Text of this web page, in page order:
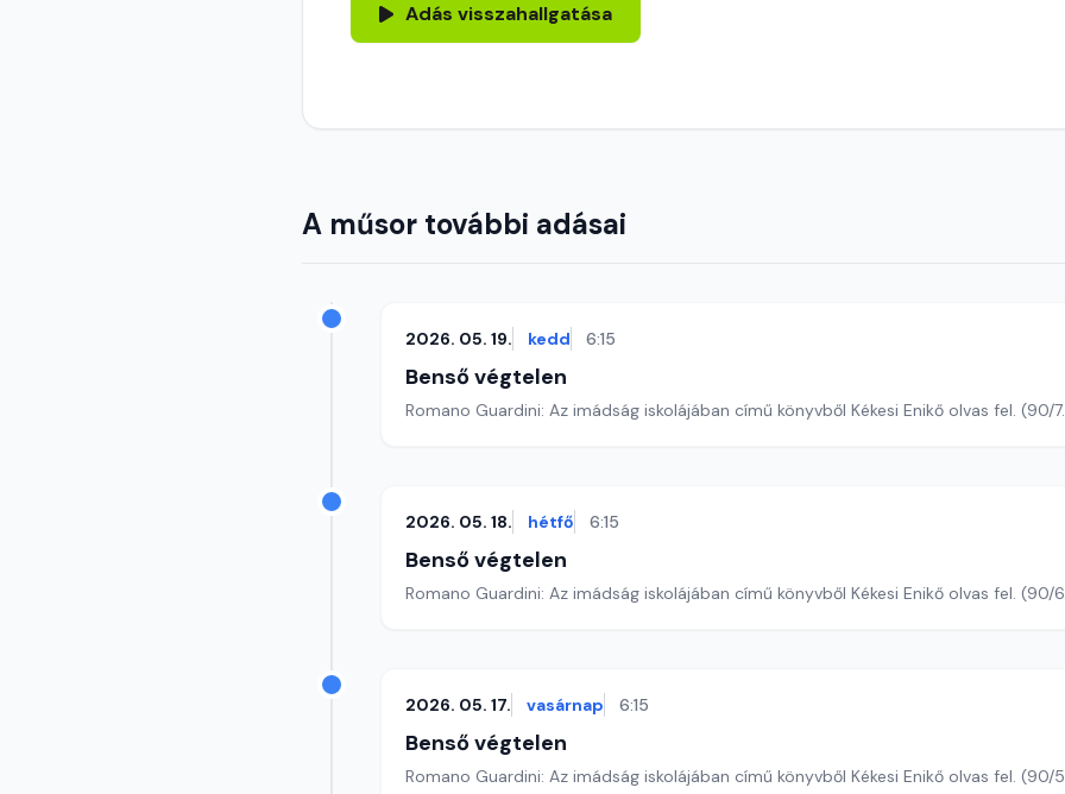
Adás visszahallgatása
A műsor további adásai
2026. 05. 19. kedd 6:15
Benső végtelen
Romano Guardini: Az imádság iskolájában című könyvből Kékesi Enikő
2026. 05. 18. hétfő 6:15
Benső végtelen
Romano Guardini: Az imádság iskolájában című könyvből Kékesi
2026. 05. 17. vasárnap 6:15
Benső végtelen
Romano Guardini: Az imádság iskolájában című könyvből Kékesi